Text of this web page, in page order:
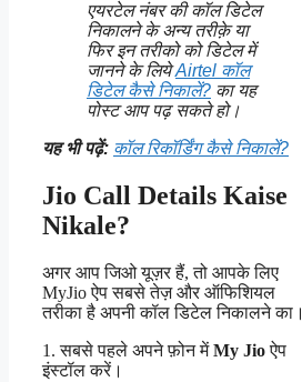
एयरटेल नंबर की कॉल डिटेल
निकालने के अन्य तरीक़े या
फिर इन तरीको को डिटेल में
जानने के लियेAirtel कॉल
डिटेल कैसे निकालें? का यह
पोस्ट आप पढ़ सकते हो।
यह भी पढ़ें: कॉल रिकॉर्डिंग कैसे निकालें?
Jio Call Details Kaise
Nikale?
अगर आप जिओ यूज़र हैं, तो आपके लिए
MyJio ऐप सबसे तेज़ और ऑफिशियल
तरीका है अपनी कॉल डिटेल निकालने का।
1. सबसे पहले अपने फ़ोन मेंMy Jioऐप
इंस्टॉल करें।